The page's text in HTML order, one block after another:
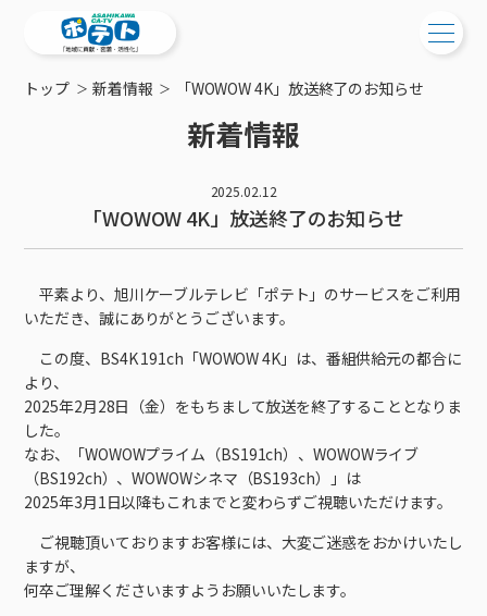
新居をご検討中の方へ
ポテトを導入している集合住宅
物件情報
特典・キャンペーン
おトクな割引サービス
ご加入中の方
ご加入中のサービス確認・変更
WEBメール
サポートサービストップ
リモートコール
回線速度測定
接続・設定⽅法
訪問サポート＆サポートパックサービス料⾦表
新着情報
メンテナンス・障害情報
ポテトからのプレゼント
イベントカレンダー
講座のご案内
サービス案内
ケーブルテレビ
NHK衛星受信料団体⼀括⽀払
機器⼀覧
インターネット
Wi-Fiサービス
ポテトホーム防犯カメラ
オプションサービス
インターネットギガシェアプラン
固定電話
基本料⾦・通話料⾦
オプションサービス
auスマートバリュー
auまとめトーク
ポテトスマートフォン
ポテトスマートフォントップ
料⾦プラン
機種⼀覧
オプションサービス
でんき
でんきトップ
ポラリンでんき×ポテト
ポテトでんき
暮らしを快適にするサービス
暮らしを快適にするサービストップ
ポテトライフメール
お困りの方はこちら
会社案内
メンテナンス
障害情報
マイページ
トップ 新着情報 「WOWOW 4K」放送終了のお知らせ
新着情報
2025.02.12
「WOWOW 4K」放送終了のお知らせ
平素より、旭川ケーブルテレビ「ポテト」のサービスをご利用
いただき、誠にありがとうございます。
この度、BS4K 191ch「WOWOW 4K」は、番組供給元の都合に
より、
2025年2月28日（金）をもちまして放送を終了することとなりま
した。
なお、「WOWOWプライム（BS191ch）、WOWOWライブ
（BS192ch）、WOWOWシネマ（BS193ch）」は
2025年3月1日以降もこれまでと変わらずご視聴いただけます。
ご視聴頂いておりますお客様には、大変ご迷惑をおかけいたし
ますが、
何卒ご理解くださいますようお願いいたします。